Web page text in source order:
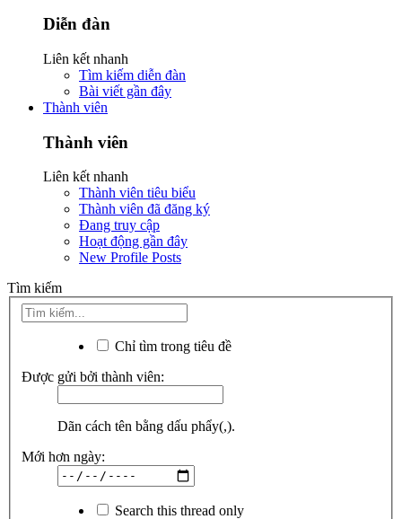
Diễn đàn
Liên kết nhanh
Tìm kiếm diễn đàn
Bài viết gần đây
Thành viên
Thành viên
Liên kết nhanh
Thành viên tiêu biểu
Thành viên đã đăng ký
Đang truy cập
Hoạt động gần đây
New Profile Posts
Tìm kiếm
Chỉ tìm trong tiêu đề
Được gửi bởi thành viên:
Dãn cách tên bằng dấu phẩy(,).
Mới hơn ngày:
Search this thread only